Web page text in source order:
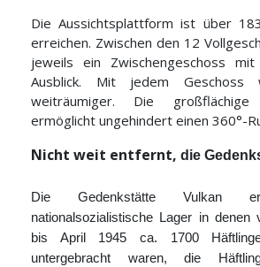
Die Aussichtsplattform ist über
erreichen. Zwischen den 12
jeweils ein Zwischengeschoss mit
Ausblick. Mit jedem Geschoss
weiträumiger. Die großflächige
ermöglicht ungehindert einen 360°-
Nicht weit entfernt, die
Die Gedenkstätte Vulkan
nationalsozialistische Lager in denen
bis April 1945 ca. 1700
untergebracht waren, die